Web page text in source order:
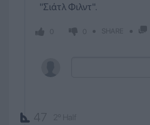
''Σιάτλ Φιλντ''.
SHARE
47 2º Half